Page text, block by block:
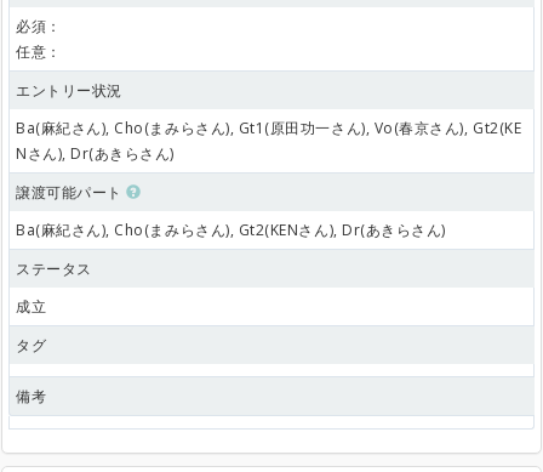
必須：
任意：
エントリー状況
Ba(麻紀さん), Cho(まみらさん), Gt1(原田功一さん), Vo(春京さん), Gt2(KE
Nさん), Dr(あきらさん)
譲渡可能パート
Ba(麻紀さん), Cho(まみらさん), Gt2(KENさん), Dr(あきらさん)
ステータス
成立
タグ
備考